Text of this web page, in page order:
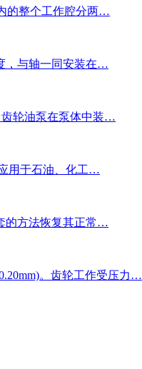
的整个工作腔分两…
，与轴一同安装在…
齿轮油泵在泵体中装…
用于石油、化工…
的方法恢复其正常…
。齿轮工作受压力…